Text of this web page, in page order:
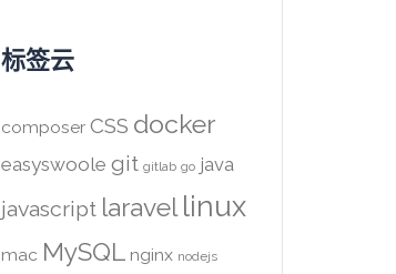
标签云
composer CSS docker
easyswoole git gitlab go java
javascript laravel linux
mac MySQL nginx nodejs